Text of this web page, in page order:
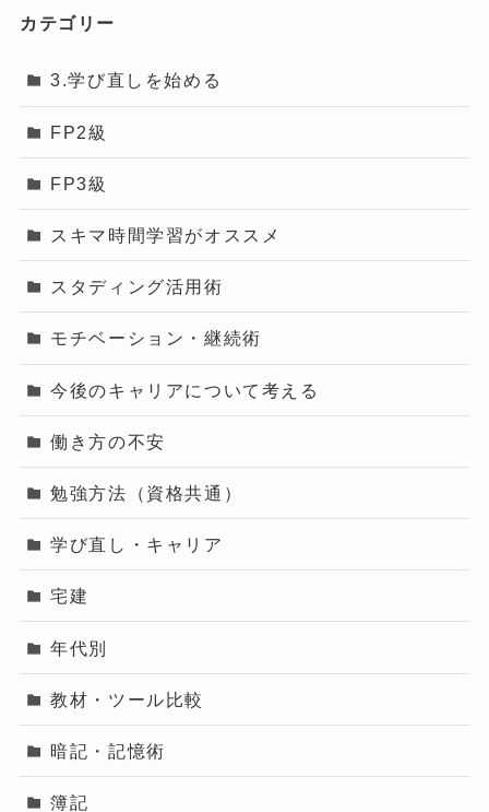
カテゴリー
3.学び直しを始める
FP2級
FP3級
スキマ時間学習がオススメ
スタディング活用術
モチベーション・継続術
今後のキャリアについて考える
働き方の不安
勉強方法（資格共通）
学び直し・キャリア
宅建
年代別
教材・ツール比較
暗記・記憶術
簿記